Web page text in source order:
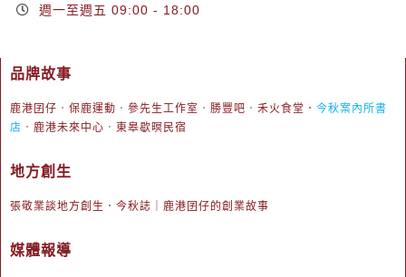
週一至週五 09:00 - 18:00
品牌故事
鹿港囝仔 ． 保鹿運動 ． 參先生工作室 ． 勝豐吧 ． 禾火食堂 ． 今秋案內所書
店 ． 鹿港未來中心 ． 東皋歇暝民宿
地方創生
張敬業談地方創生 ． 今秋誌｜鹿港囝仔的創業故事
媒體報導